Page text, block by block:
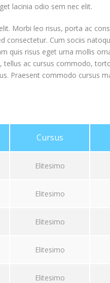
lacinia odio sem nec elit.
Morbi leo risus, porta ac
consectetur. Cum sociis
quis risus eget urna mollis
tellus ac cursus commodo,
Praesent commodo cursus
Cursus
Elitesimo
Elitesimo
Elitesimo
Elitesimo
Elitesimo